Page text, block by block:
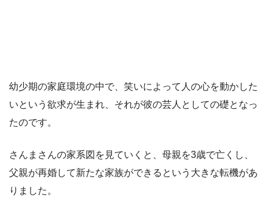
幼少期の家庭環境の中で、笑いによって人の心を動かした
いという欲求が生まれ、それが彼の芸人としての礎となっ
たのです。
さんまさんの家系図を見ていくと、母親を3歳で亡くし、
父親が再婚して新たな家族ができるという大きな転機があ
りました。